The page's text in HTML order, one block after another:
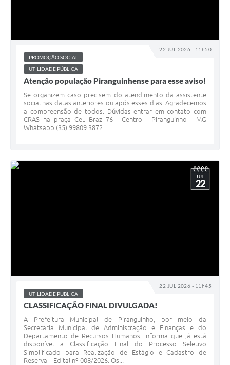
22 JUL 2026 - 11h50
PROMOÇÃO SOCIAL
UTILIDADE PÚBLICA
Atenção população Piranguinhense para esse aviso!
Se organizem caso precisem do atendimento da assistente
social nas datas anteriores ou após esses dias. Agradecemos
a compreensão de todos. Dúvidas entrar em contato com
CRAS na praça Cel. Braz 76 - Centro - Piranguinho - MG
Whatsapp (35) 99809.3872
22 JUL 2026 - 11h45
JUL
22
UTILIDADE PÚBLICA
CLASSIFICAÇÃO FINAL DIVULGADA!
A Prefeitura Municipal de Piranguinho, por meio da
Secretaria Municipal de Administração e Finanças e do
Departamento de Recursos Humanos, informa que já está
disponível a Classificação Final do Processo Seletivo
Simplificado para Realização de Estágio e Cadastro de
Reserva – Edital nº 008/2026. Os...